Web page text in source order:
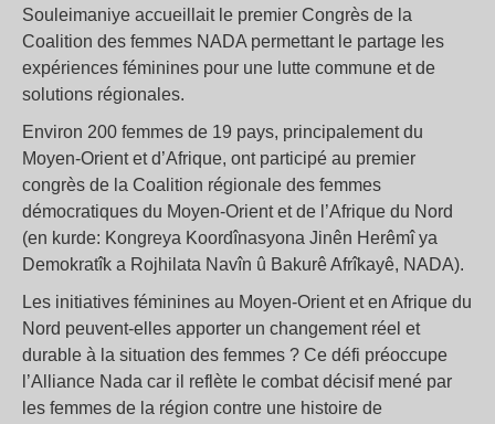
Souleimaniye accueillait le premier Congrès de la
Coalition des femmes NADA permettant le partage les
expériences féminines pour une lutte commune et de
solutions régionales.
Environ 200 femmes de 19 pays, principalement du
Moyen-Orient et d’Afrique, ont participé au premier
congrès de la Coalition régionale des femmes
démocratiques du Moyen-Orient et de l’Afrique du Nord
(en kurde: Kongreya Koordînasyona Jinên Herêmî ya
Demokratîk a Rojhilata Navîn û Bakurê Afrîkayê, NADA).
Les initiatives féminines au Moyen-Orient et en Afrique du
Nord peuvent-elles apporter un changement réel et
durable à la situation des femmes ? Ce défi préoccupe
l’Alliance Nada car il reflète le combat décisif mené par
les femmes de la région contre une histoire de